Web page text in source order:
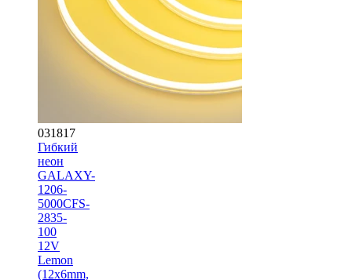
031817
Гибкий
неон
GALAXY-
1206-
5000CFS-
2835-
100
12V
Lemon
(12x6mm,